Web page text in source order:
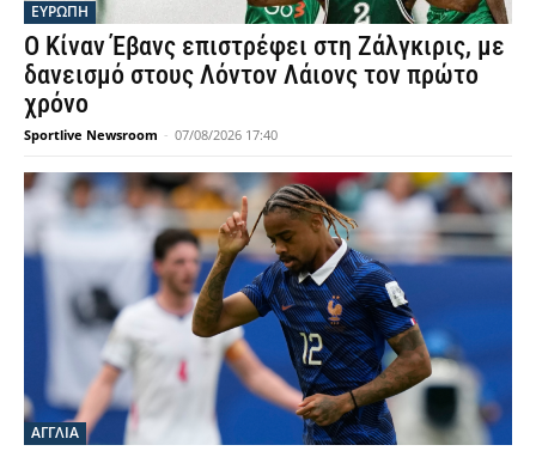
ΕΥΡΩΠΗ
Ο Κίναν Έβανς επιστρέφει στη Ζάλγκιρις, με
δανεισμό στους Λόντον Λάιονς τον πρώτο
χρόνο
Sportlive Newsroom - 07/08/2026 17:40
ΑΓΓΛΙΑ